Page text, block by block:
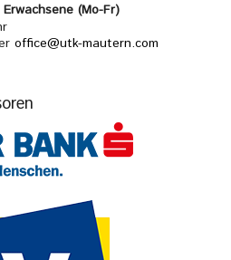
(Mo-Fr)
office@utk-mautern.com